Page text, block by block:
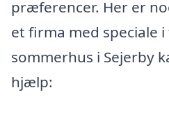
præferencer. Her er
et firma med speciale
sommerhus i Sejerby
hjælp: